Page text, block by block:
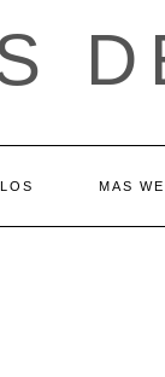
MAS